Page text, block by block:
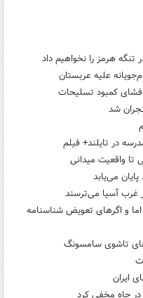
هرمز را نخواهیم داد
علیه عربستان
کمبود تسلیحات
شد
واقعیت میدانی
می‌یابد
غرب آسیا می‌ترسند
و اگرهای تعویض شناسنامه
تاشوی سامسونگ
ایران
چاه مخفی کرد